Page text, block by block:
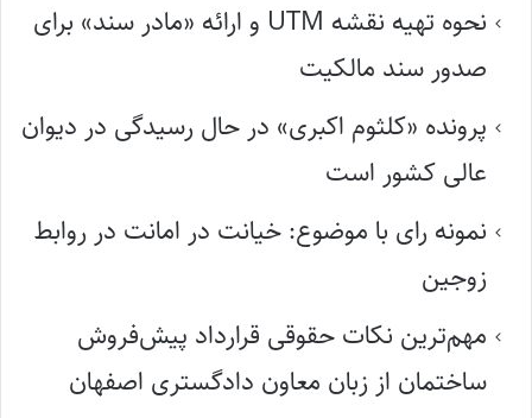
نحوه تهیه نقشه UTM و ارائه «مادر سند» برای
صدور سند مالکیت
پرونده «کلثوم اکبری» در حال رسیدگی در دیوان
عالی کشور است
نمونه رای با موضوع: خیانت در امانت در روابط
زوجین
مهم‌ترین نکات حقوقی قرارداد پیش‌فروش
ساختمان از زبان معاون دادگستری اصفهان